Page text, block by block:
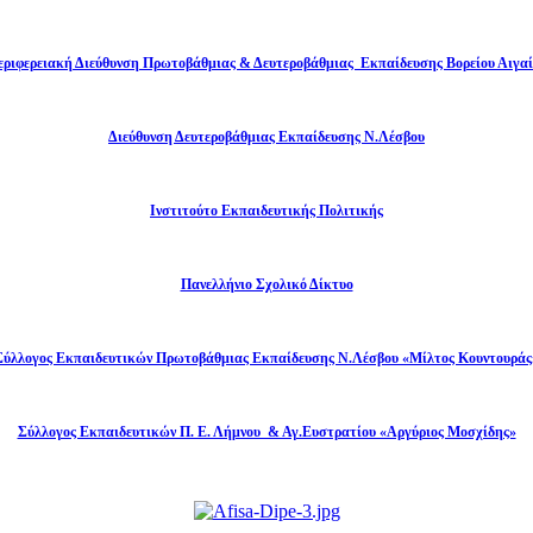
Διεύθυνση Πρωτοβάθμιας & Δευτεροβάθμιας Εκπαίδευσης Βορείου
Διεύθυνση Δευτεροβάθμιας Εκπαίδευσης Ν.Λέσβου
Ινστιτούτο Εκπαιδευτικής Πολιτικής
Πανελλήνιο Σχολικό Δίκτυο
Εκπαιδευτικών Πρωτοβάθμιας Εκπαίδευσης Ν.Λέσβου «Μίλτος
Σύλλογος Εκπαιδευτικών Π. Ε. Λήμνου & Αγ.Ευστρατίου «Αργύριος Μοσχίδης»